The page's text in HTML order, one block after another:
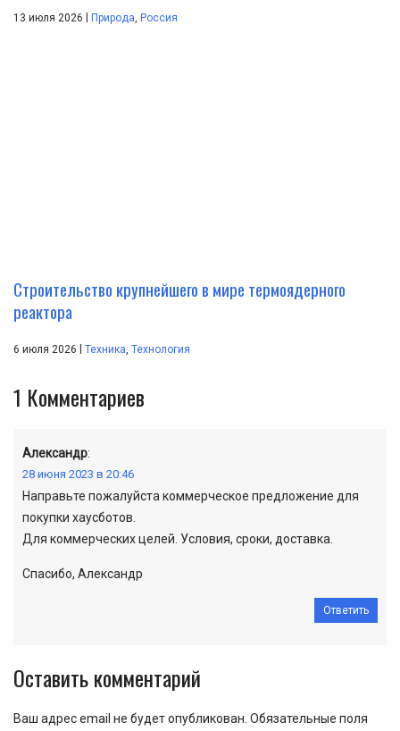
13 июля 2026 Природа, Россия
Строительство крупнейшего в мире термоядерного
реактора
6 июля 2026 | Техника, Технология
1 Комментариев
Александр:
28 июня 2023 в 20:46
Направьте пожалуйста коммерческое предложение для
покупки хаусботов.
Для коммерческих целей. Условия, сроки, доставка.
Спасибо, Александр
Ответить
Оставить комментарий
Ваш адрес email не будет опубликован. Обязательные поля